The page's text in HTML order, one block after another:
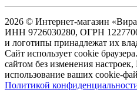
2026 © Интернет-магазин
ИНН 9726030280, ОГРН
и логотипы принадлежат их
Сайт использует cookie
сайтом без изменения настроек,
использование ваших cookie-
Политикой